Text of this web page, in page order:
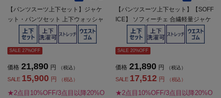
【パンツスーツ上下セット】ジャケ
ット・パンツセット 上下ウォッシャ
ブル ストレッチ 無地 SOFFICE 春夏
【レディース】
SALE 27%OFF
価格 21,890 円 （税込）
SALE 15,900 円 （税込）
★2点目10%OFF/3点目以降20%O
【パンツスーツ上下セット】【SOFF
ICE】 ソフィーチェ 合繊軽量ジャケ
ット パンツセット ビジネス １つボ
タン 上下ウォッシャブル ストレッチ
軽量 春夏【レディース】
SALE 20%OFF
価格 21,890 円 （税込）
SALE 17,512 円 （税込）
★2点目10%OFF/3点目以降20%O